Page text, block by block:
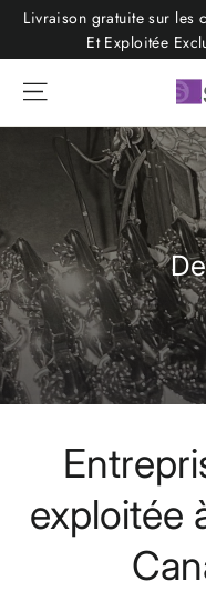
PasserLivraison gratuite sur les
Et Exploitée
exploitée